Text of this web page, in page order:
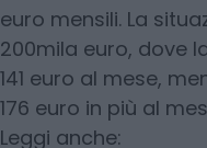
da 100mila euro
andare da 59 a 70
euro mensili. La
200mila euro, dove
141 euro al mese,